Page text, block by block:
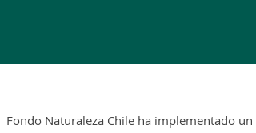
Fondo Naturaleza Chile ha implementado un